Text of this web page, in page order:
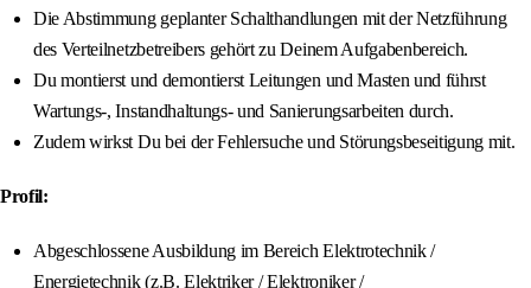
Die Abstimmung geplanter Schalthandlungen mit der Netzführung
des Verteilnetzbetreibers gehört zu Deinem Aufgabenbereich.
Du montierst und demontierst Leitungen und Masten und führst
Wartungs-, Instandhaltungs- und Sanierungsarbeiten durch.
Zudem wirkst Du bei der Fehlersuche und Störungsbeseitigung mit.
Profil:
Abgeschlossene Ausbildung im Bereich Elektrotechnik /
Energietechnik (z.B. Elektriker / Elektroniker /